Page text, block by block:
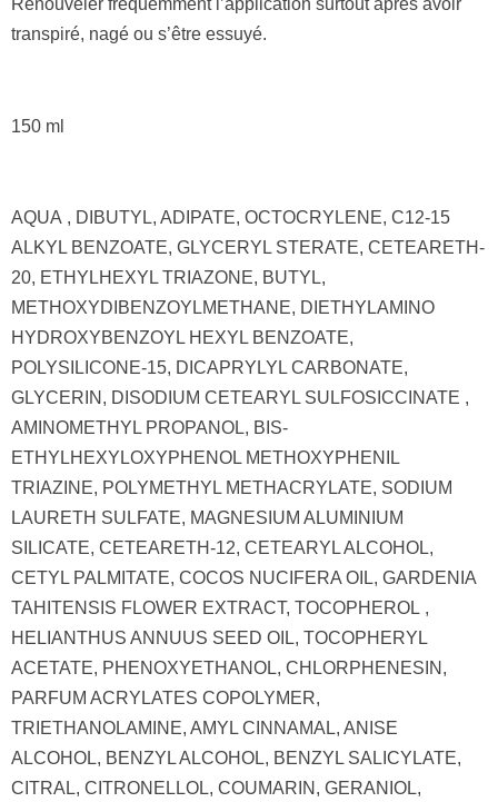
Renouveler fréquemment l’application surtout après avoir
transpiré, nagé ou s’être essuyé.
150 ml
AQUA , DIBUTYL, ADIPATE, OCTOCRYLENE, C12-15
ALKYL BENZOATE, GLYCERYL STERATE, CETEARETH-
20, ETHYLHEXYL TRIAZONE, BUTYL,
METHOXYDIBENZOYLMETHANE, DIETHYLAMINO
HYDROXYBENZOYL HEXYL BENZOATE,
POLYSILICONE-15, DICAPRYLYL CARBONATE,
GLYCERIN, DISODIUM CETEARYL SULFOSICCINATE ,
AMINOMETHYL PROPANOL, BIS-
ETHYLHEXYLOXYPHENOL METHOXYPHENIL
TRIAZINE, POLYMETHYL METHACRYLATE, SODIUM
LAURETH SULFATE, MAGNESIUM ALUMINIUM
SILICATE, CETEARETH-12, CETEARYL ALCOHOL,
CETYL PALMITATE, COCOS NUCIFERA OIL, GARDENIA
TAHITENSIS FLOWER EXTRACT, TOCOPHEROL ,
HELIANTHUS ANNUUS SEED OIL, TOCOPHERYL
ACETATE, PHENOXYETHANOL, CHLORPHENESIN,
PARFUM ACRYLATES COPOLYMER,
TRIETHANOLAMINE, AMYL CINNAMAL, ANISE
ALCOHOL, BENZYL ALCOHOL, BENZYL SALICYLATE,
CITRAL, CITRONELLOL, COUMARIN, GERANIOL,